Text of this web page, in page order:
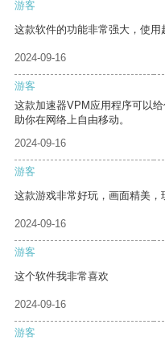
游客
这款软件的功能非常强大，使用
2024-09-16
游客
这款加速器VPM应用程序可以
助你在网络上自由移动。
2024-09-16
游客
这款游戏非常好玩，画面精美，
2024-09-16
游客
这个软件我非常喜欢
2024-09-16
游客